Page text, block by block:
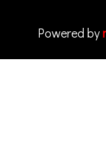
Powered by